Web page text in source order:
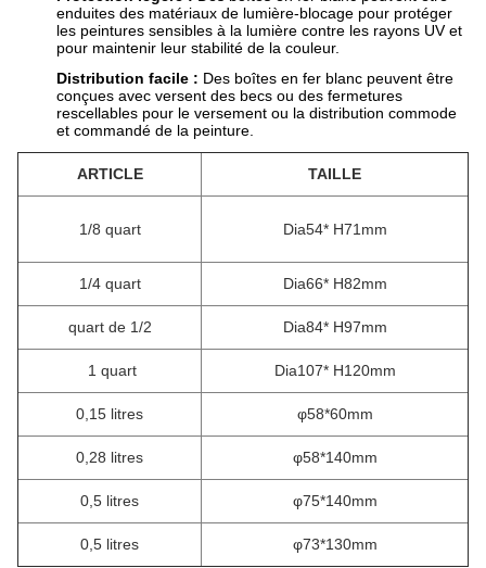
enduites des matériaux de lumière-blocage pour protéger
les peintures sensibles à la lumière contre les rayons UV et
pour maintenir leur stabilité de la couleur.
Distribution facile : Des boîtes en fer blanc peuvent être
conçues avec versent des becs ou des fermetures
rescellables pour le versement ou la distribution commode
et commandé de la peinture.
ARTICLE TAILLE
1/8 quart Dia54* H71mm
1/4 quart Dia66* H82mm
quart de 1/2 Dia84* H97mm
1 quart Dia107* H120mm
0,15 litres φ58*60mm
0,28 litres φ58*140mm
0,5 litres φ75*140mm
0,5 litres φ73*130mm